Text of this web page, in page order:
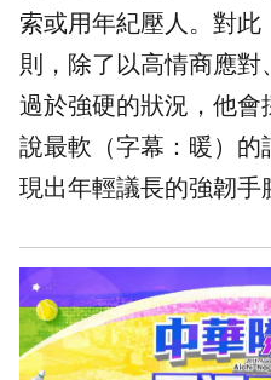
索或用年紀壓人。對
則，除了以高情商應對
過於強硬的狀況，他會
說最軟（字幕：暖）的
現出年輕議長的強韌手